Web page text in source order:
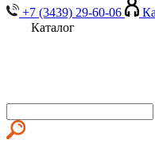
+7 (3439) 29-60-06
Каталог